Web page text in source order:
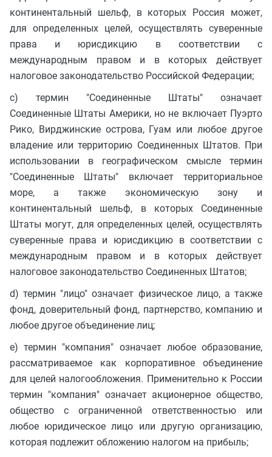
континентальный шельф, в которых Россия может,
для определенных целей, осуществлять суверенные
права и юрисдикцию в соответствии с
международным правом и в которых действует
налоговое законодательство Российской Федерации;
c) термин "Соединенные Штаты" означает
Соединенные Штаты Америки, но не включает Пуэрто
Рико, Вирджинские острова, Гуам или любое другое
владение или территорию Соединенных Штатов. При
использовании в географическом смысле термин
"Соединенные Штаты" включает территориальное
море, а также экономическую зону и
континентальный шельф, в которых Соединенные
Штаты могут, для определенных целей, осуществлять
суверенные права и юрисдикцию в соответствии с
международным правом и в которых действует
налоговое законодательство Соединенных Штатов;
d) термин "лицо" означает физическое лицо, а также
фонд, доверительный фонд, партнерство, компанию и
любое другое объединение лиц;
e) термин "компания" означает любое образование,
рассматриваемое как корпоративное объединение
для целей налогообложения. Применительно к России
термин "компания" означает акционерное общество,
общество с ограниченной ответственностью или
любое юридическое лицо или другую организацию,
которая подлежит обложению налогом на прибыль;